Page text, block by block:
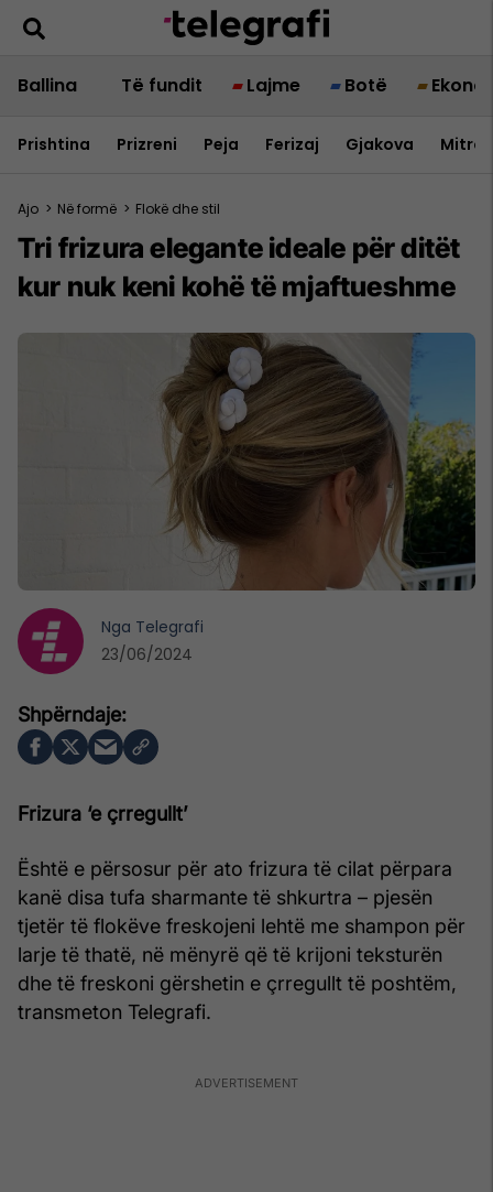
Ballina Të fundit Lajme Botë
Prishtina Prizreni Peja Ferizaj Gjakova
Ajo > Në formë > Flokë dhe stil
Tri frizura elegante ideale për ditët
kur nuk keni kohë të mjaftueshme
Frizura ‘e çrregullt’
Është e përsosur për ato frizura të cilat përpara
kanë disa tufa sharmante të shkurtra – pjesën
tjetër të flokëve freskojeni lehtë me shampon për
larje të thatë, në mënyrë që të krijoni teksturën
dhe të freskoni gërshetin e çrregullt të poshtëm,
transmeton Telegrafi.
Nga Telegrafi
23/06/2024